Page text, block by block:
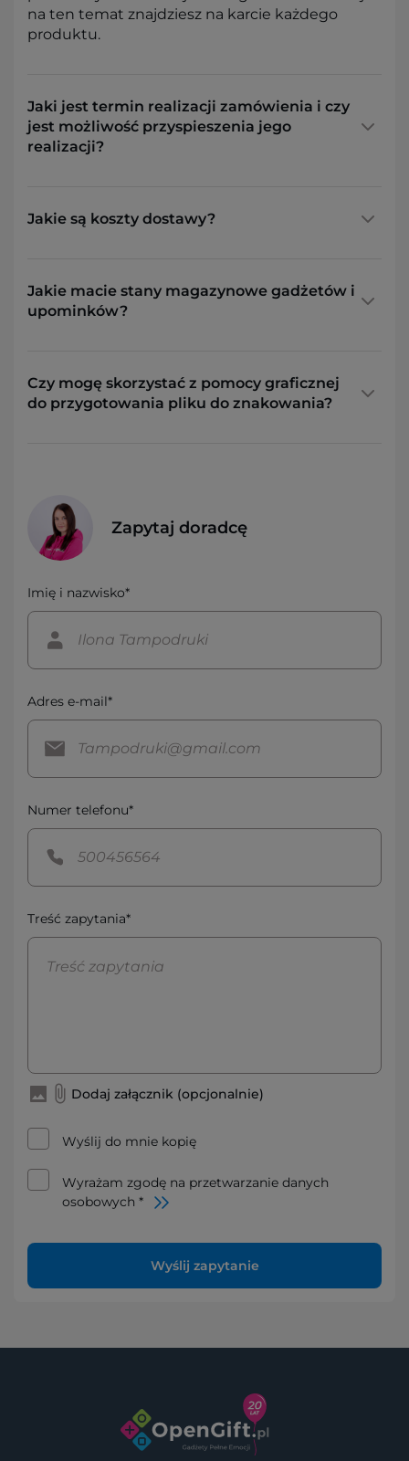
na ten temat znajdziesz na karcie każdego
produktu.
Jaki jest termin realizacji zamówienia i czy
jest możliwość przyspieszenia jego
realizacji?
Jakie są koszty dostawy?
Jakie macie stany magazynowe gadżetów i
upominków?
Czy mogę skorzystać z pomocy graficznej
do przygotowania pliku do znakowania?
Zapytaj doradcę
Imię i nazwisko*
Adres e-mail*
Numer telefonu*
Treść zapytania*
Dodaj załącznik (opcjonalnie)
Wyślij do mnie kopię
Wyrażam zgodę na przetwarzanie danych
osobowych *
Wyślij zapytanie